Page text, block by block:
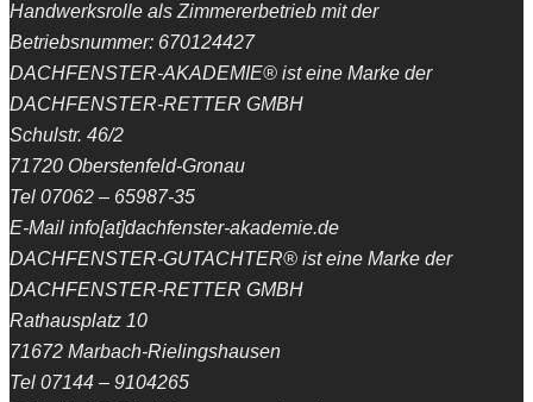
Handwerksrolle als Zimmererbetrieb mit der
Betriebsnummer: 670124427
DACHFENSTER-AKADEMIE® ist eine Marke der
DACHFENSTER-RETTER GMBH
Schulstr. 46/2
71720 Oberstenfeld-Gronau
Tel 07062 – 65987-35
E-Mail info[at]dachfenster-akademie.de
DACHFENSTER-GUTACHTER® ist eine Marke der
DACHFENSTER-RETTER GMBH
Rathausplatz 10
71672 Marbach-Rielingshausen
Tel 07144 – 9104265